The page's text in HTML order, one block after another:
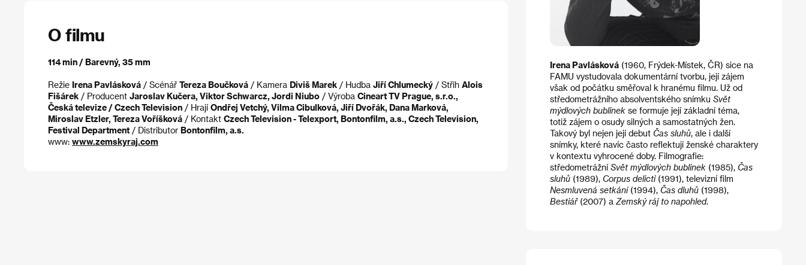
O filmu
114 min / Barevný, 35 mm
Režie Irena Pavlásková / Scénář Tereza Boučková / Kamera Diviš Marek / Hudba Jiří Chlumecký / Střih Alois
Fišárek / Producent Jaroslav Kučera, Viktor Schwarcz, Jordi Niubo / Výroba Cineart TV Prague, s.r.o.,
Česká televize / Czech Television / Hrají Ondřej Vetchý, Vilma Cibulková, Jiří Dvořák, Dana Marková,
Miroslav Etzler, Tereza Voříšková / Kontakt Czech Television - Telexport, Bontonfilm, a.s., Czech Television,
Festival Department / Distributor Bontonfilm, a.s.
www: www.zemskyraj.com
Irena Pavlásková(1960, Frýdek-Místek, ČR) sice na
FAMU vystudovala dokumentární tvorbu, její zájem
však od počátku směřoval k hranému filmu. Už od
středometrážního absolventského snímku Svět
mýdlových bublinekse formuje její základní téma,
totiž zájem o osudy silných a samostatných žen.
Takový byl nejen její debut Čas sluhů, ale i další
snímky, které navíc často reflektují ženské charaktery
v kontextu vyhrocené doby. Filmografie:
středometrážní Svět mýdlových bublinek(1985), Čas
sluhů(1989), Corpus delicti(1991), televizní film
Nesmluvená setkání(1994), Čas dluhů(1998),
Bestiář(2007) a Zemský ráj to napohled.